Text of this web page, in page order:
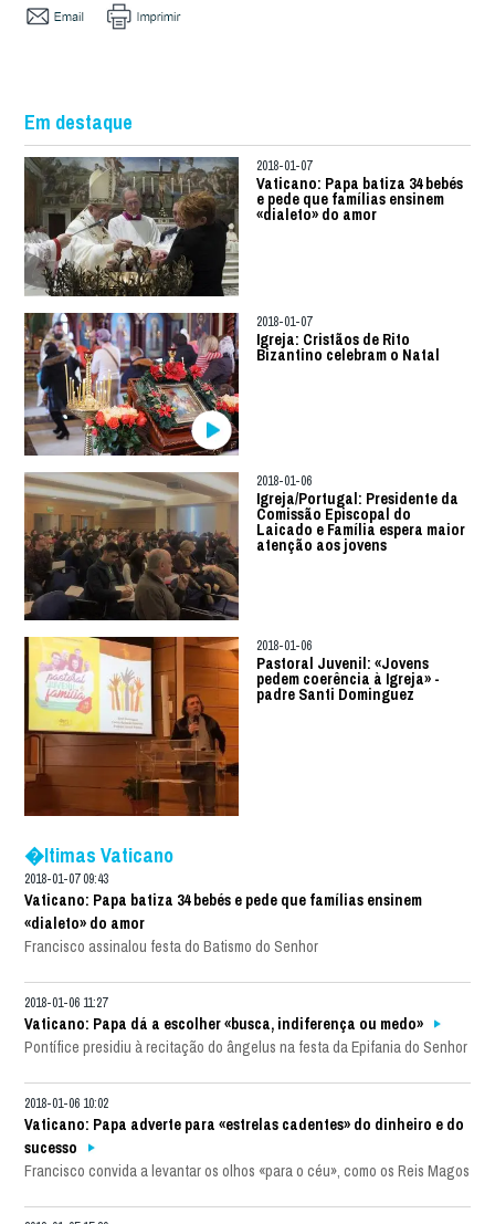
Em destaque
2018-01-07
Vaticano: Papa batiza 34 bebés
e pede que famílias ensinem
«dialeto» do amor
2018-01-07
Igreja: Cristãos de Rito
Bizantino celebram o Natal
2018-01-06
Igreja/Portugal: Presidente da
Comissão Episcopal do
Laicado e Família espera maior
atenção aos jovens
2018-01-06
Pastoral Juvenil: «Jovens
pedem coerência à Igreja» -
padre Santi Dominguez
�ltimas Vaticano
2018-01-07 09:43
Vaticano: Papa batiza 34 bebés e pede que famílias ensinem
«dialeto» do amor
Francisco assinalou festa do Batismo do Senhor
2018-01-06 11:27
Vaticano: Papa dá a escolher «busca, indiferença ou medo»
Pontífice presidiu à recitação do ângelus na festa da Epifania do Senhor
2018-01-06 10:02
Vaticano: Papa adverte para «estrelas cadentes» do dinheiro e do
sucesso
Francisco convida a levantar os olhos «para o céu», como os Reis Magos